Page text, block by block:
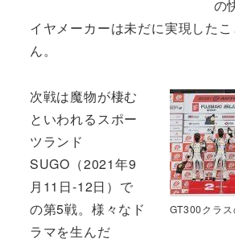
の
イヤメーカーは未だに実現した
ん。
GT300クラス
次戦は魔物が棲む
といわれるスポー
ツランド
SUGO（2021年9
月11日-12日）で
の第5戦。様々なド
ラマを生んだ